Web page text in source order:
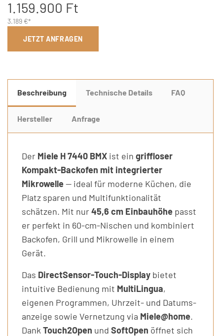
1.159.900 Ft
3.189 €*
JETZT ANFRAGEN
Beschreibung Technische Details FAQ
Hersteller Anfrage
Der Miele H 7440 BMX ist ein griffloser
Kompakt-Backofen mit integrierter
Mikrowelle— ideal für moderne Küchen, die
Platz sparen und Multifunktionalität
schätzen. Mit nur45,6 cm Einbauhöhe passt
er perfekt in 60-cm-Nischen und kombiniert
Backofen, Grill und Mikrowelle in einem
Gerät.
Das DirectSensor-Touch-Display bietet
intuitive Bedienung mit MultiLingua,
eigenen Programmen, Uhrzeit- und Datums­
anzeige sowie Vernetzung via Miele@home.
Dank Touch2Open und SoftOpen öffnet sich